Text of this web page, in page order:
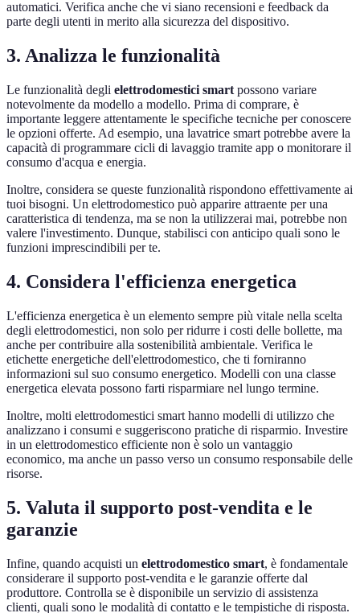
automatici. Verifica anche che vi siano recensioni e feedback da
parte degli utenti in merito alla sicurezza del dispositivo.
3. Analizza le funzionalità
Le funzionalità degli elettrodomestici smart possono variare
notevolmente da modello a modello. Prima di comprare, è
importante leggere attentamente le specifiche tecniche per conoscere
le opzioni offerte. Ad esempio, una lavatrice smart potrebbe avere la
capacità di programmare cicli di lavaggio tramite app o monitorare il
consumo d'acqua e energia.
Inoltre, considera se queste funzionalità rispondono effettivamente ai
tuoi bisogni. Un elettrodomestico può apparire attraente per una
caratteristica di tendenza, ma se non la utilizzerai mai, potrebbe non
valere l'investimento. Dunque, stabilisci con anticipo quali sono le
funzioni imprescindibili per te.
4. Considera l'efficienza energetica
L'efficienza energetica è un elemento sempre più vitale nella scelta
degli elettrodomestici, non solo per ridurre i costi delle bollette, ma
anche per contribuire alla sostenibilità ambientale. Verifica le
etichette energetiche dell'elettrodomestico, che ti forniranno
informazioni sul suo consumo energetico. Modelli con una classe
energetica elevata possono farti risparmiare nel lungo termine.
Inoltre, molti elettrodomestici smart hanno modelli di utilizzo che
analizzano i consumi e suggeriscono pratiche di risparmio. Investire
in un elettrodomestico efficiente non è solo un vantaggio
economico, ma anche un passo verso un consumo responsabile delle
risorse.
5. Valuta il supporto post-vendita e le
garanzie
Infine, quando acquisti un elettrodomestico smart, è fondamentale
considerare il supporto post-vendita e le garanzie offerte dal
produttore. Controlla se è disponibile un servizio di assistenza
clienti, quali sono le modalità di contatto e le tempistiche di risposta.